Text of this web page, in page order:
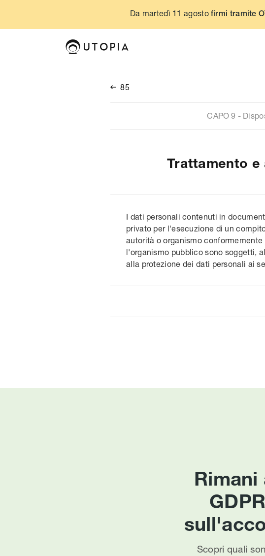
Da martedì 11 agostofirmi tramite
 85
CAPO 9 -
Trattamento
I dati personali contenuti in
privato per l'esecuzione di un
autorità o organismo
l'organismo pubblico sono soggetti,
alla protezione dei dati personali ai
Scopri quali